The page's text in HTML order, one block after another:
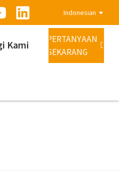
Indonesian
Kami
PERTANYAAN
SEKARANG